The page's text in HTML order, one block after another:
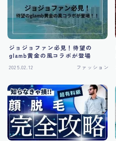
モデル
俳優
女優
芸人
声優
ユーチューバー
インフルエンサー
ジョジョファン必見！待望の
glamb黄金の風コラボが登場
2025.02.12 ファッション